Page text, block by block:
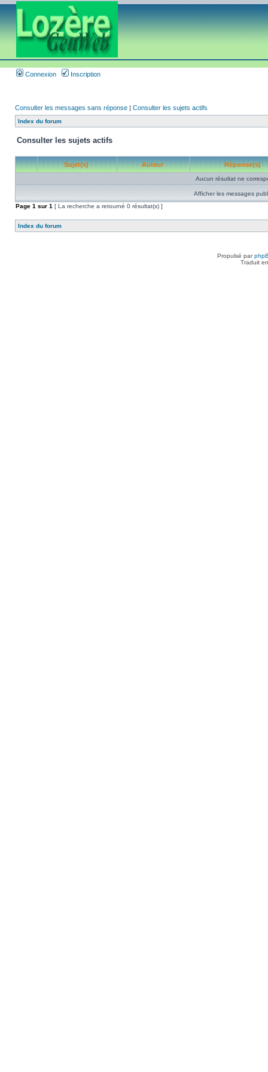
Connexion Inscription
Consulter les messages sans réponse | Consulter les sujets actifs
Index du forum
Consulter les sujets actifs
Sujet(s) Auteur Réponse(s)
Aucun résultat ne
Afficher les messages
Page 1 sur 1 [ La recherche a retourné 0 résultat(s) ]
Index du forum
Propulsé par
Traduit